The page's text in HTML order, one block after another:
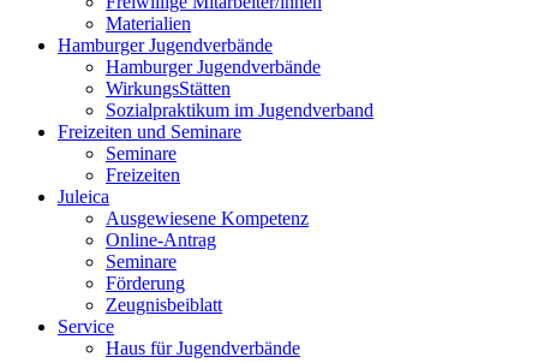
Materialien
Hamburger Jugendverbände
Hamburger Jugendverbände
WirkungsStätten
Sozialpraktikum im Jugendverband
Freizeiten und Seminare
Seminare
Freizeiten
Juleica
Ausgewiesene Kompetenz
Online-Antrag
Seminare
Förderung
Zeugnisbeiblatt
Service
Haus für Jugendverbände